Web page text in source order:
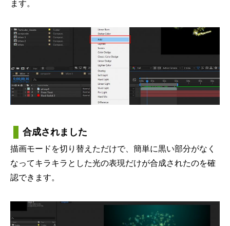
ます。
合成されました
描画モードを切り替えただけで、簡単に黒い部分がなく
なってキラキラとした光の表現だけが合成されたのを確
認できます。